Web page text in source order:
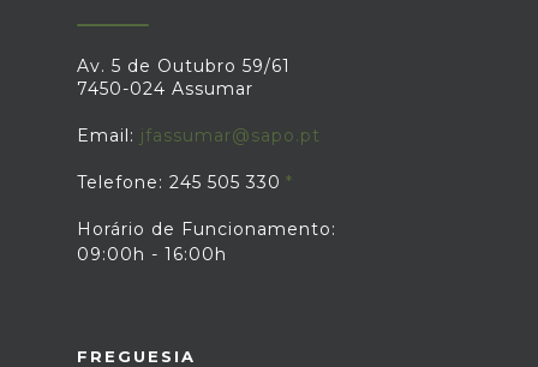
Av. 5 de Outubro 59/61
7450-024 Assumar
Email: jfassumar@sapo.pt
Telefone: 245 505 330
Horário de Funcionamento:
09:00h - 16:00h
FREGUESIA